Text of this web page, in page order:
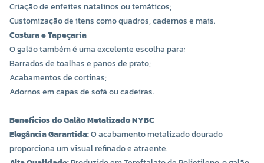
Criação de enfeites natalinos ou temáticos;
Customização de itens como quadros, cadernos e mais.
Costura e Tapeçaria
O galão também é uma excelente escolha para:
Barrados de toalhas e panos de prato;
Acabamentos de cortinas;
Adornos em capas de sofá ou cadeiras.
Benefícios do Galão Metalizado NYBC
Elegância Garantida:O acabamento metalizado dourado
proporciona um visual refinado e atraente.